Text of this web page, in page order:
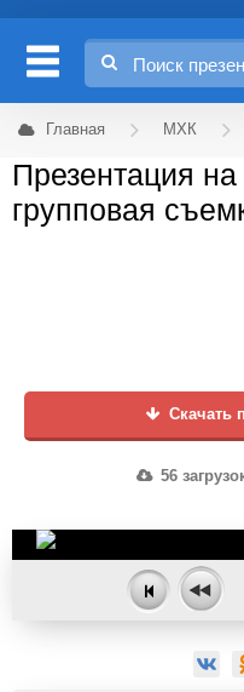
Главная МХК
Презентация
групповая
Скачать
56